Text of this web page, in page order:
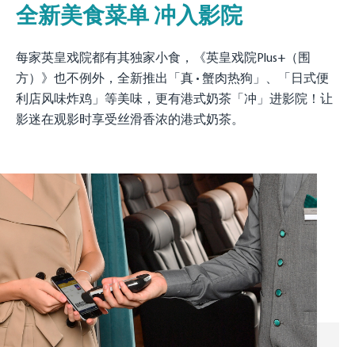
全新美食菜单 冲入影院
每家英皇戏院都有其独家小食，《英皇戏院Plus+（围
方）》也不例外，全新推出「真 • 蟹肉热狗」、「日式便
利店风味炸鸡」等美味，更有港式奶茶「冲」进影院！让
影迷在观影时享受丝滑香浓的港式奶茶。